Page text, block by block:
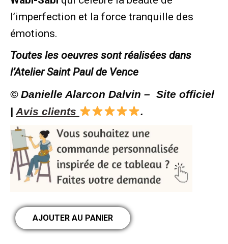
l’imperfection et la force tranquille des
émotions.
Toutes les oeuvres sont réalisées dans
l’Atelier Saint Paul de Vence
© Danielle Alarcon Dalvin – Site officiel
| Avis clients .
AJOUTER AU PANIER